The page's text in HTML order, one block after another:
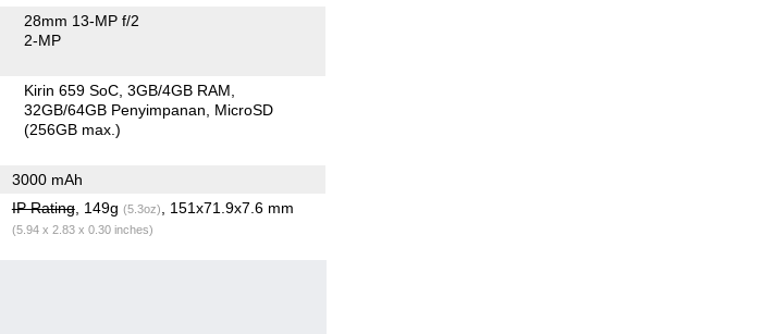
28mm 13-MP f/2
2-MP
Kirin 659 SoC 3GB/4GB RAM
32GB/64GB Penyimpanan
MicroSD
(256GB max.)
3000 mAh
IP Rating, 149g (5.3oz) , 151x71.9x7.6 mm
(5.94 x 2.83 x 0.30 inches)